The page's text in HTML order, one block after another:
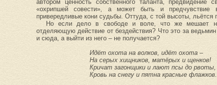
автором ценность собственного таланта, предвидение
«охрипшей совести», а может быть и предчувствие
привередливые кони судьбы. Оттуда, с той высоты, льётся
Но если дело в свободе и воле, что же мешает
отделяющую действие от бездействия? Что это за
и сюда, а выйти из него – не получается?
Идёт охота на волков, идёт охота –
На серых хищников, матёрых и щенков!
Кричат загонщики и лают псы до рвоты,
Кровь на снегу и пятна красные